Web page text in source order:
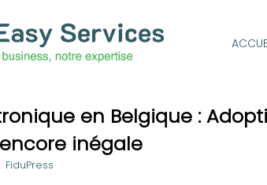
en Belgique :
inégale
FiduPress